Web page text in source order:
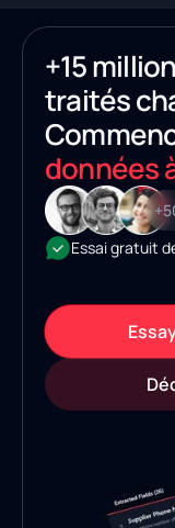
+15
traités
données
Essai gratuit